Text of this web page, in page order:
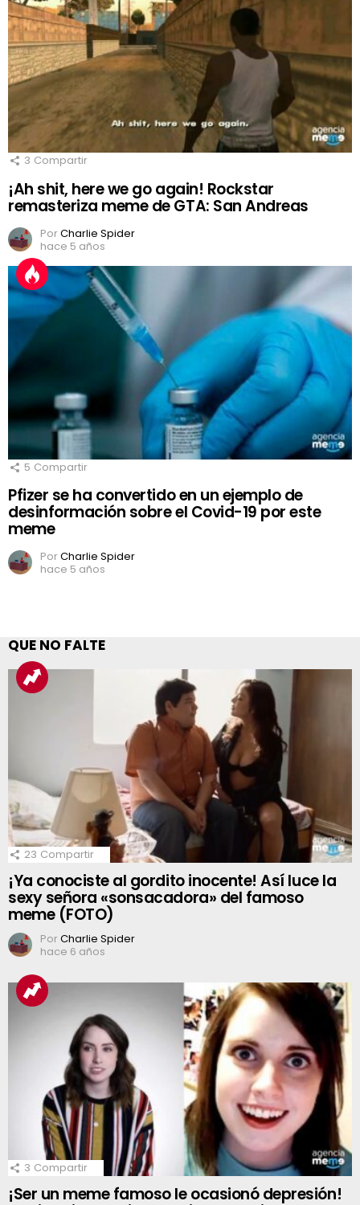
3 Compartir
¡Ah shit, here we go again! Rockstar
remasteriza meme de GTA: San Andreas
PorCharlie Spider
hace 5 años
5 Compartir
Pfizer se ha convertido en un ejemplo de
desinformación sobre el Covid-19 por este
meme
PorCharlie Spider
hace 5 años
QUE NO FALTE
23 Compartir
¡Ya conociste al gordito inocente! Así luce la
sexy señora «sonsacadora» del famoso
meme (FOTO)
PorCharlie Spider
hace 6 años
3 Compartir
¡Ser un meme famoso le ocasionó depresión!